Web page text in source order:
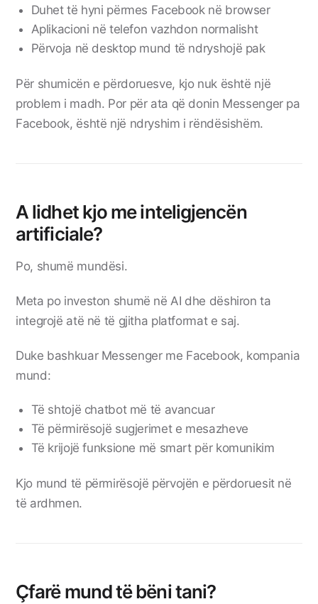
Duhet të hyni përmes Facebook në browser
Aplikacioni në telefon vazhdon normalisht
Përvoja në desktop mund të ndryshojë pak
Për shumicën e përdoruesve, kjo nuk është një
problem i madh. Por për ata që donin Messenger pa
Facebook, është një ndryshim i rëndësishëm.
A lidhet kjo me inteligjencën
artificiale?
Po, shumë mundësi.
Meta po investon shumë në AI dhe dëshiron ta
integrojë atë në të gjitha platformat e saj.
Duke bashkuar Messenger me Facebook, kompania
mund:
Të shtojë chatbot më të avancuar
Të përmirësojë sugjerimet e mesazheve
Të krijojë funksione më smart për komunikim
Kjo mund të përmirësojë përvojën e përdoruesit në
të ardhmen.
Çfarë mund të bëni tani?